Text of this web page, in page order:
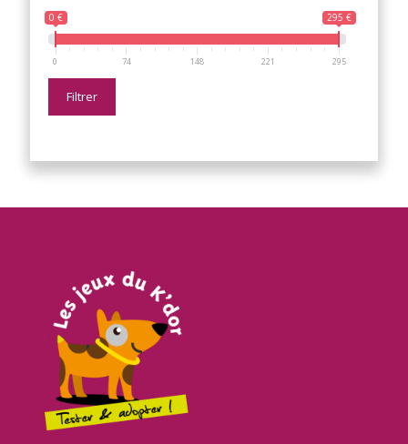
0 € 295 €
0 74 148 221 295
Filtrer